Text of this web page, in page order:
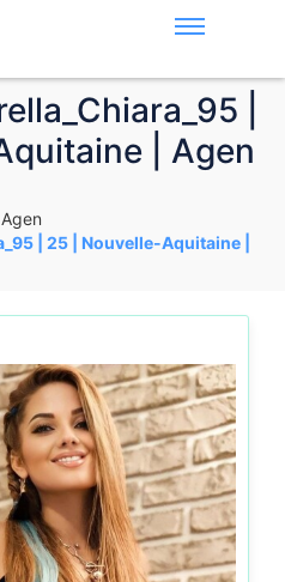
|
| Agen
Agen
| 25 | Nouvelle-Aquitaine |